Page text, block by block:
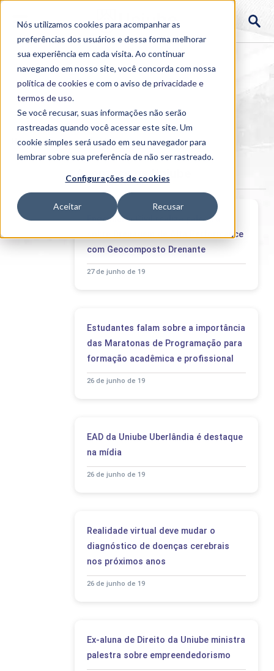
Nós utilizamos cookies para acompanhar as
preferências dos usuários e dessa forma melhorar
sua experiência em cada visita. Ao continuar
navegando em nosso site, você concorda com nossa
política de cookies e com o aviso deprivacidade e
termos de uso.
Se você recusar, suas informações não serão
rastreadas quando você acessar este site. Um
cookie simples será usado em seu navegador para
lembrar sobre sua preferência de não ser rastreado.
Configurações de cookies
Aceitar Recusar
Home > Institucional >Acontece
Acontece na Uniube
Engenharia Civil realiza palestra
sobre Drenagem de Alta Performance
com Geocomposto Drenante
27 de junho de 19
Estudantes falam sobre a importância
das Maratonas de Programação para
formação acadêmica e profissional
26 de junho de 19
EAD da Uniube Uberlândia é destaque
na mídia
26 de junho de 19
Realidade virtual deve mudar o
diagnóstico de doenças cerebrais
nos próximos anos
26 de junho de 19
Ex-aluna de Direito da Uniube ministra
palestra sobre empreendedorismo